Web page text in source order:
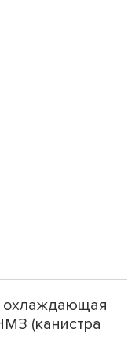
охлаждающая
(канистра